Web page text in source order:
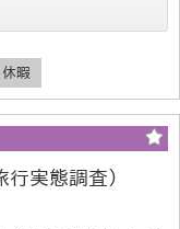
休暇
行実態調査）